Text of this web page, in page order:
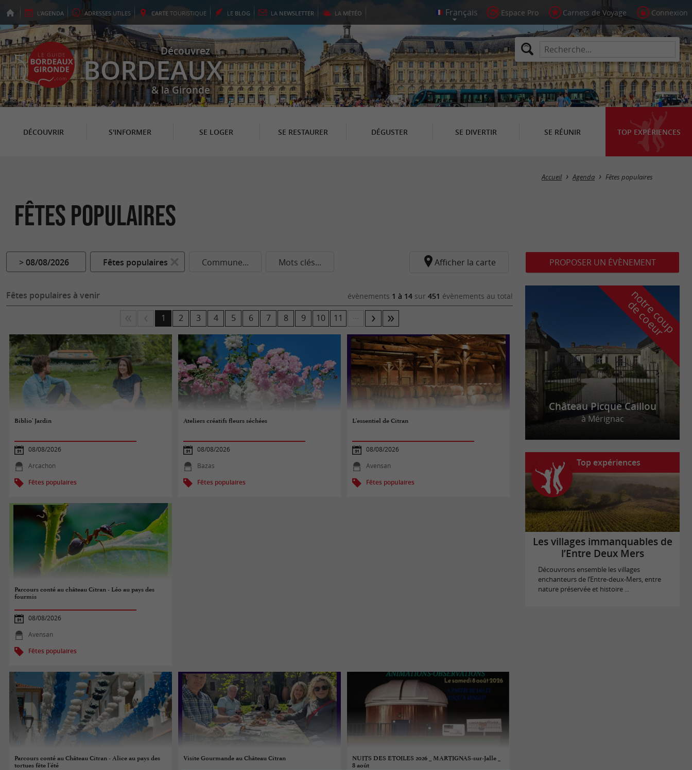
L'AGENDA ADRESSES UTILES CARTE TOURISTIQUE LE BLOG LA NEWSLETTER LA MÉTÉO Espace Pro Carnets de Voyage Connexion
Découvrez
BORDEAUX
& la Gironde
DÉCOUVRIR S'INFORMER SE LOGER SE RESTAURER DÉGUSTER SE DIVERTIR SE RÉUNIR TOP EXPÉRIENCES
Masquer la carte
Accueil Agenda Fêtes populaires
Fêtes populaires
> 08/08/2026 Fêtes populaires Commune... Mots clés... Afficher la carte
Fêtes populaires à venir évènements 1 à 14 sur 451 évènements au total
1 2 3 4 5 6 7 8 9 10 11
Biblio' Jardin
08/08/2026
Arcachon
Fêtes populaires
Ateliers créatifs fleurs séchées
08/08/2026
Bazas
Fêtes populaires
L'essentiel de Citran
08/08/2026
Avensan
Fêtes populaires
Parcours conté au château Citran - Léo au pays des
fourmis
08/08/2026
Avensan
Fêtes populaires
Parcours conté au Château Citran - Alice au pays des
tortues fête l'été
Visite Gourmande au Château Citran
NUITS DES ETOILES 2026 _ MARTIGNAS-sur-Jalle _
8 août
PROPOSER UN ÉVÈNEMENT
n
o
t
r
e
c
o
u
p
d
e
c
o
e
u
r
Château Picque Caillou
à Mérignac
Top expériences
Les villages immanquables de
l’Entre Deux Mers
Découvrons ensemble les villages
enchanteurs de l’Entre-deux-Mers, entre
nature préservée et histoire ...